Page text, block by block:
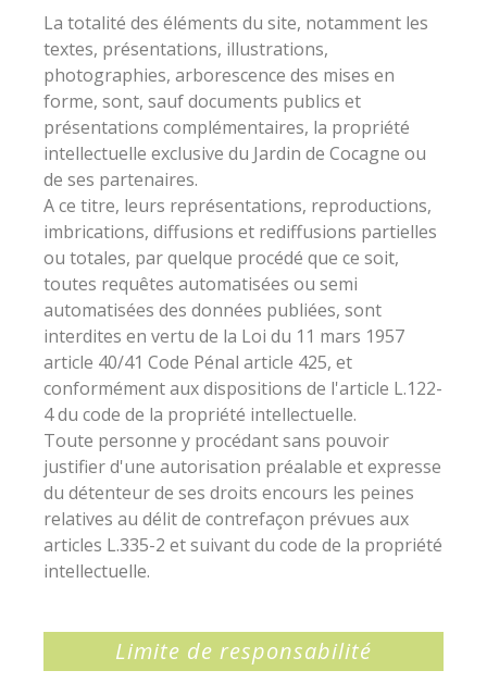
La totalité des éléments du site, notamment les
textes, présentations, illustrations,
photographies, arborescence des mises en
forme, sont, sauf documents publics et
présentations complémentaires, la propriété
intellectuelle exclusive du Jardin de Cocagne ou
de ses partenaires.
A ce titre, leurs représentations, reproductions,
imbrications, diffusions et rediffusions partielles
ou totales, par quelque procédé que ce soit,
toutes requêtes automatisées ou semi
automatisées des données publiées, sont
interdites en vertu de la Loi du 11 mars 1957
article 40/41 Code Pénal article 425, et
conformément aux dispositions de l'article L.122-
4 du code de la propriété intellectuelle.
Toute personne y procédant sans pouvoir
justifier d'une autorisation préalable et expresse
du détenteur de ses droits encours les peines
relatives au délit de contrefaçon prévues aux
articles L.335-2 et suivant du code de la propriété
intellectuelle.
Limite de responsabilité